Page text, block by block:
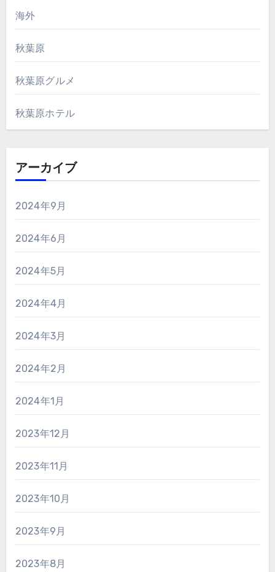
海外
秋葉原
秋葉原グルメ
秋葉原ホテル
アーカイブ
2024年9月
2024年6月
2024年5月
2024年4月
2024年3月
2024年2月
2024年1月
2023年12月
2023年11月
2023年10月
2023年9月
2023年8月